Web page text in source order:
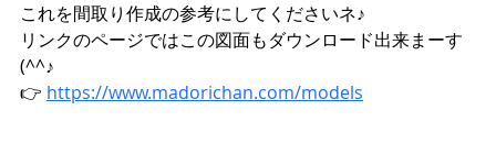
これを間取り作成の参考にしてくださいネ♪
リンクのページではこの図面もダウンロード出来まーす
(^^♪
👉 https://www.madorichan.com/models